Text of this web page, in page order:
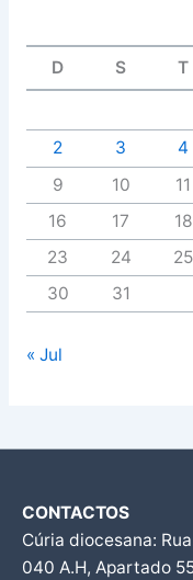
D S T
2
3 4
9
10 11
16
17 18
23
24 25
30
31
« Jul
CONTACTOS
Cúria diocesana:
040 A.H, Apartado